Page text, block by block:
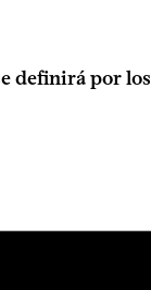
definirá por los